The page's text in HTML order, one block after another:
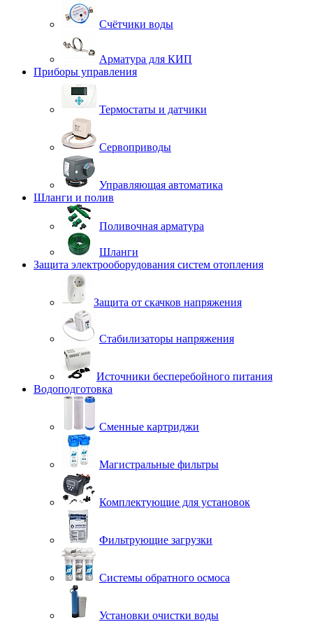
Счётчики воды
Арматура для КИП
Приборы управления
Термостаты и датчики
Сервоприводы
Управляющая автоматика
Шланги и полив
Поливочная арматура
Шланги
Защита электрооборудования систем отопления
Защита от скачков напряжения
Стабилизаторы напряжения
Источники бесперебойного питания
Водоподготовка
Сменные картриджи
Магистральные фильтры
Комплектующие для установок
Фильтрующие загрузки
Системы обратного осмоса
Установки очистки воды